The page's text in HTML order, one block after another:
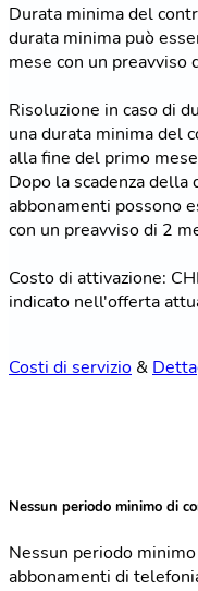
Durata minima del
durata minima può
mese con un preavviso
Risoluzione in caso di
una durata minima del
alla fine del primo
Dopo la scadenza
abbonamenti possono
con un preavviso di 2
Costo di attivazione:
indicato nell'offerta
Costi di servizio &
Nessun periodo minimo di
Nessun periodo
abbonamenti di